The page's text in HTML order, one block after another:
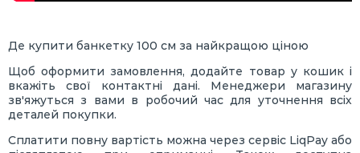
Де купити банкетку 100 см за найкращою ціною
Щоб оформити замовлення, додайте товар у кошик і
вкажіть свої контактні дані. Менеджери магазину
зв'яжуться з вами в робочий час для уточнення всіх
деталей покупки.
Сплатити повну вартість можна через сервіс LiqPay або